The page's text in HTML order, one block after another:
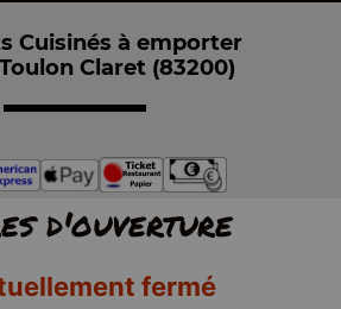
Cuisinés à emporter
Claret (83200)
d'ouverture
fermé